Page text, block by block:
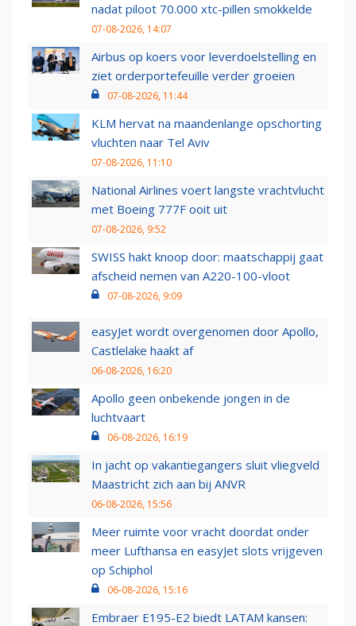
nadat piloot 70.000 xtc-pillen smokkelde
07-08-2026, 14:07
Airbus op koers voor leverdoelstelling en
ziet orderportefeuille verder groeien
07-08-2026, 11:44
KLM hervat na maandenlange opschorting
vluchten naar Tel Aviv
07-08-2026, 11:10
National Airlines voert langste vrachtvlucht
met Boeing 777F ooit uit
07-08-2026, 9:52
SWISS hakt knoop door: maatschappij gaat
afscheid nemen van A220-100-vloot
07-08-2026, 9:09
easyJet wordt overgenomen door Apollo,
Castlelake haakt af
06-08-2026, 16:20
Apollo geen onbekende jongen in de
luchtvaart
06-08-2026, 16:19
In jacht op vakantiegangers sluit vliegveld
Maastricht zich aan bij ANVR
06-08-2026, 15:56
Meer ruimte voor vracht doordat onder
meer Lufthansa en easyJet slots vrijgeven
op Schiphol
06-08-2026, 15:16
Embraer E195-E2 biedt LATAM kansen: